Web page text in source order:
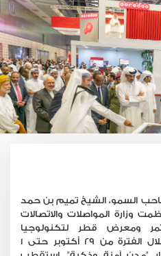
السمو، الشيخ تميم بن حمد
وزارة المواصلات والاتصالات
ومعرض قطر لتكنولوجيا
المعلومات (كيتكوم 2019) خلال الفترة من 29 أكتوبر حتى 1